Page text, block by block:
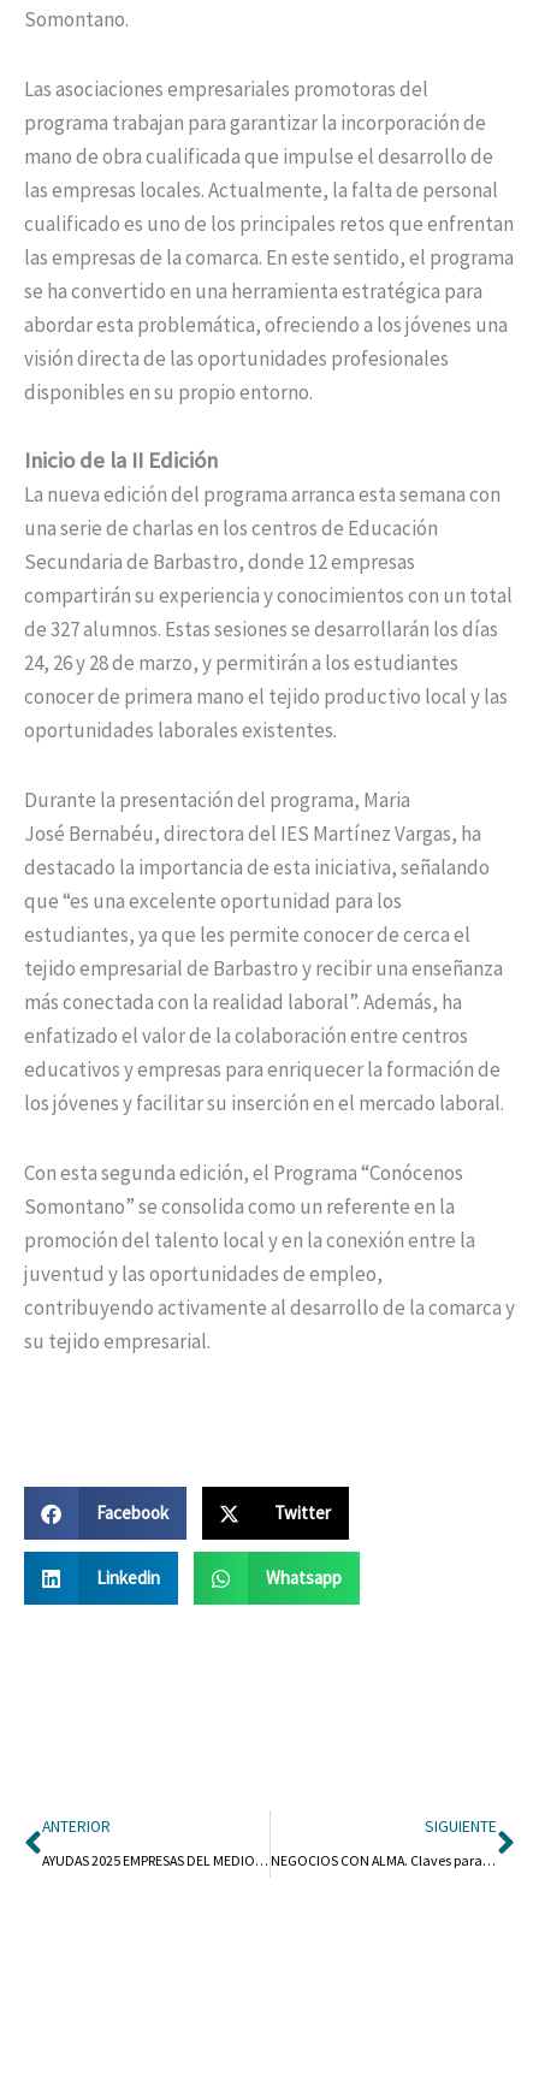
Somontano.
Las asociaciones empresariales promotoras del
programa trabajan para garantizar la incorporación de
mano de obra cualificada que impulse el desarrollo de
las empresas locales. Actualmente, la falta de personal
cualificado es uno de los principales retos que enfrentan
las empresas de la comarca. En este sentido, el programa
se ha convertido en una herramienta estratégica para
abordar esta problemática, ofreciendo a los jóvenes una
visión directa de las oportunidades profesionales
disponibles en su propio entorno.
Inicio de la II Edición
La nueva edición del programa arranca esta semana con
una serie de charlas en los centros de Educación
Secundaria de Barbastro, donde 12 empresas
compartirán su experiencia y conocimientos con un total
de 327 alumnos. Estas sesiones se desarrollarán los días
24, 26 y 28 de marzo, y permitirán a los estudiantes
conocer de primera mano el tejido productivo local y las
oportunidades laborales existentes.
Durante la presentación del programa, Maria
José Bernabéu, directora del IES Martínez Vargas, ha
destacado la importancia de esta iniciativa, señalando
que “es una excelente oportunidad para los
estudiantes, ya que les permite conocer de cerca el
tejido empresarial de Barbastro y recibir una enseñanza
más conectada con la realidad laboral”. Además, ha
enfatizado el valor de la colaboración entre centros
educativos y empresas para enriquecer la formación de
los jóvenes y facilitar su inserción en el mercado laboral.
Con esta segunda edición, el Programa “Conócenos
Somontano” se consolida como un referente en la
promoción del talento local y en la conexión entre la
juventud y las oportunidades de empleo,
contribuyendo activamente al desarrollo de la comarca y
su tejido empresarial.
Facebook Twitter
Linkedin Whatsapp
Ant
ANTERIOR
AYUDAS 2025 EMPRESAS DEL MEDIO RURAL
SIGUIENTE
NEGOCIOS CON ALMA. Claves para un propósito corporativo autentico y rentable.